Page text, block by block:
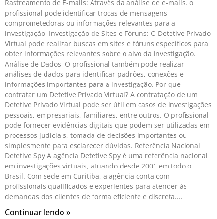
Rastreamento de E-mails: Através da análise de e-mails, o
profissional pode identificar trocas de mensagens
comprometedoras ou informações relevantes para a
investigação. Investigação de Sites e Fóruns: O Detetive Privado
Virtual pode realizar buscas em sites e fóruns específicos para
obter informações relevantes sobre o alvo da investigação.
Análise de Dados: O profissional também pode realizar
análises de dados para identificar padrões, conexões e
informações importantes para a investigação. Por que
contratar um Detetive Privado Virtual? A contratação de um
Detetive Privado Virtual pode ser útil em casos de investigações
pessoais, empresariais, familiares, entre outros. O profissional
pode fornecer evidências digitais que podem ser utilizadas em
processos judiciais, tomada de decisões importantes ou
simplesmente para esclarecer dúvidas. Referência Nacional:
Detetive Spy A agência Detetive Spy é uma referência nacional
em investigações virtuais, atuando desde 2001 em todo o
Brasil. Com sede em Curitiba, a agência conta com
profissionais qualificados e experientes para atender às
demandas dos clientes de forma eficiente e discreta.
Continuar lendo »